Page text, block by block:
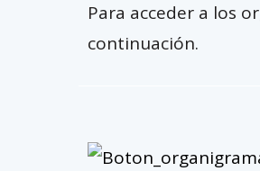
Para acceder a los
continuación.